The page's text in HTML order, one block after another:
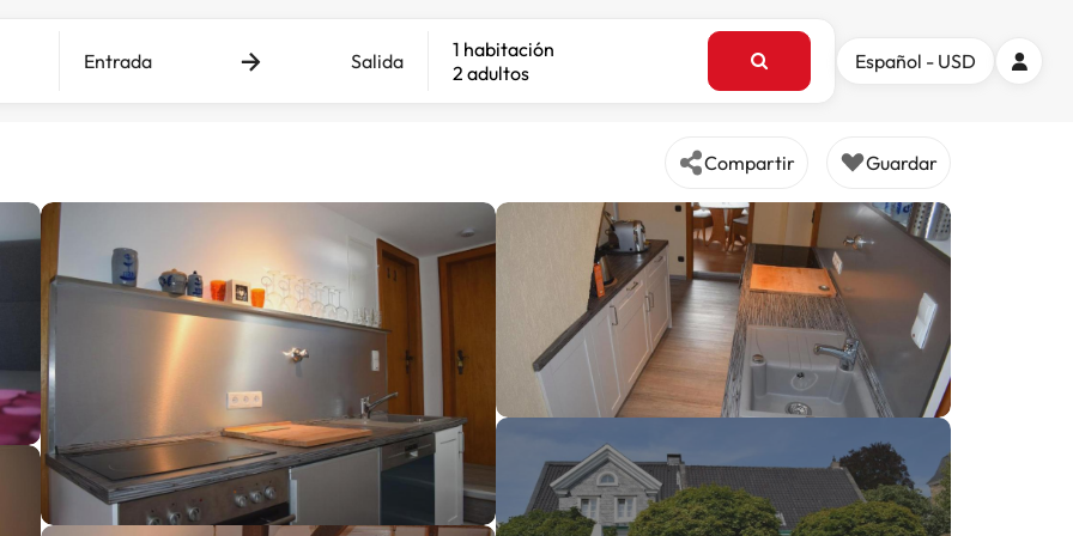
Entrada Salida
1 habitación
2 adultos
Español - USD
Compartir Guardar